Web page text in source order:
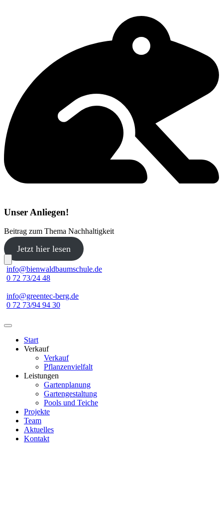
Unser Anliegen!
Beitrag zum Thema Nachhaltigkeit
Jetzt hier lesen
Skip
to
info@bienwaldbaumschule.de
0 72 73/24 48
info@greentec-berg.de
0 72 73/94 94 30
Start
Verkauf
Verkauf
Pflanzenvielfalt
Leistungen
Gartenplanung
Gartengestaltung
Pools und Teiche
Projekte
Team
Aktuelles
Kontakt